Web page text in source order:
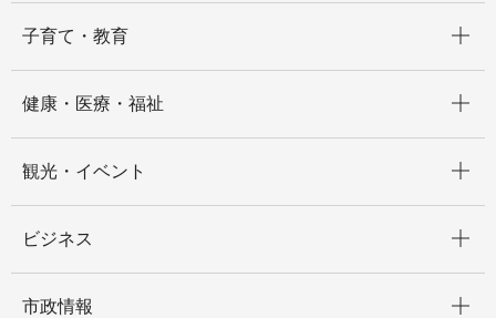
子育て・教育
健康・医療・福祉
観光・イベント
ビジネス
市政情報